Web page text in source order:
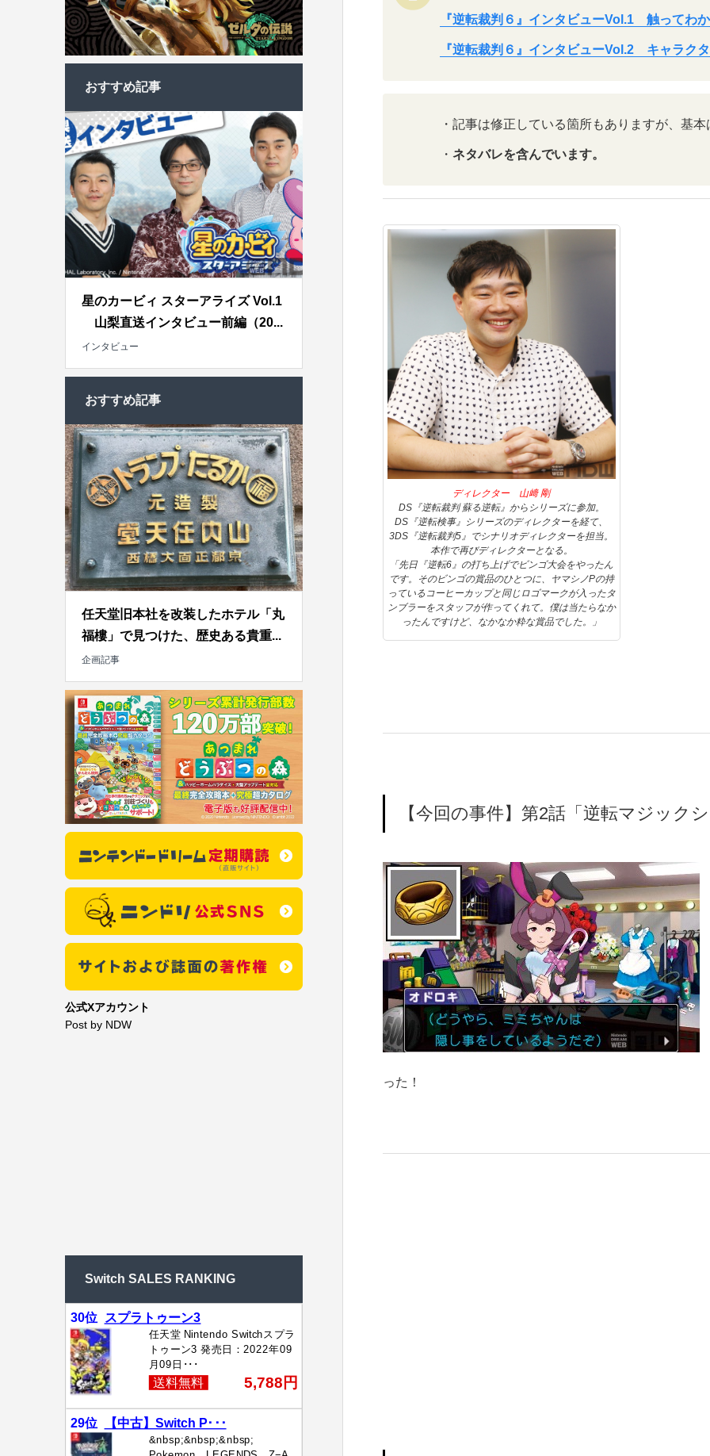
『逆転裁判６』インタビューVol.1 触ってわ
『逆転裁判６』インタビューVol.2 キャラク
・記事は修正している箇所もありますが、基
・ ネタバレを含んでいます。
ディレクター 山﨑 剛
DS『逆転裁判 蘇る逆転』からシリーズに参加。
DS『逆転検事』シリーズのディレクターを経て、
3DS『逆転裁判5』でシナリオディレクターを担当。
本作で再びディレクターとなる。
「先日『逆転6』の打ち上げでビンゴ大会をやったん
です。そのビンゴの賞品のひとつに、ヤマシノPの持
っているコーヒーカップと同じロゴマークが入ったタ
ンブラーをスタッフが作ってくれて。僕は当たらなか
ったんですけど、なかなか粋な賞品でした。」
【今回の事件】第2話「逆転マジック
った！
おすすめ記事
星のカービィ スターアライズ Vol.1
山梨直送インタビュー前編（20...
インタビュー
おすすめ記事
任天堂旧本社を改装したホテル「丸
福樓」で見つけた、歴史ある貴重...
企画記事
公式Xアカウント
Post by NDW
Switch SALES RANKING